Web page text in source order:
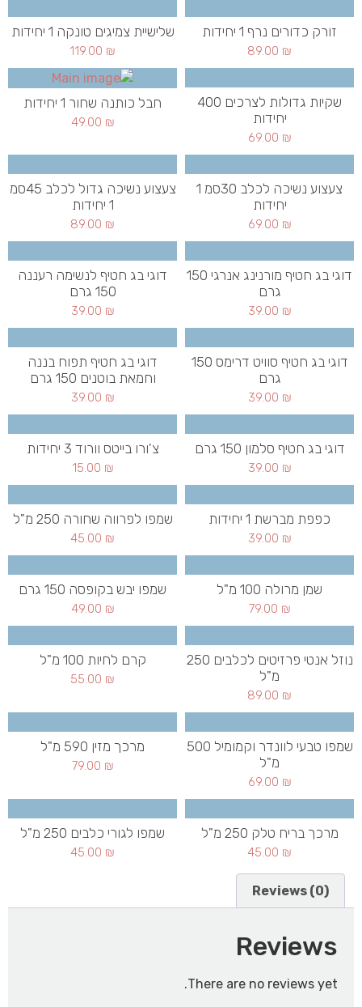
זורק כדורים נרף 1 יחידות
89.00 ₪
שלישיית צמיגים טונקה 1 יחידות
119.00 ₪
שקיות גדולות לצרכים 400
יחידות
69.00 ₪
חבל כותנה שחור 1 יחידות
49.00 ₪
צעצוע נשיכה לכלב 30סמ 1
יחידות
69.00 ₪
צעצוע נשיכה גדול לכלב 45סמ
1 יחידות
89.00 ₪
דוגי בג חטיף מורנינג אנרגי 150
גרם
39.00 ₪
דוגי בג חטיף לנשימה רעננה
150 גרם
39.00 ₪
דוגי בג חטיף סוויט דרימס 150
גרם
39.00 ₪
דוגי בג חטיף תפוח בננה
וחמאת בוטנים 150 גרם
39.00 ₪
דוגי בג חטיף סלמון 150 גרם
39.00 ₪
צ'ורו בייטס וורוד 3 יחידות
15.00 ₪
כפפת מברשת 1 יחידות
39.00 ₪
שמפו לפרווה שחורה 250 מ"ל
45.00 ₪
שמן מרולה 100 מ"ל
79.00 ₪
שמפו יבש בקופסה 150 גרם
49.00 ₪
נוזל אנטי פרזיטים לכלבים 250
מ"ל
89.00 ₪
קרם לחיות 100 מ"ל
55.00 ₪
שמפו טבעי לוונדר וקמומיל 500
מ"ל
69.00 ₪
מרכך מזין 590 מ"ל
79.00 ₪
מרכך בריח טלק 250 מ"ל
45.00 ₪
שמפו לגורי כלבים 250 מ"ל
45.00 ₪
Reviews (0)
Reviews
There are no reviews yet.